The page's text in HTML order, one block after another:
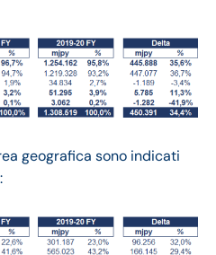
geografica sono indicati